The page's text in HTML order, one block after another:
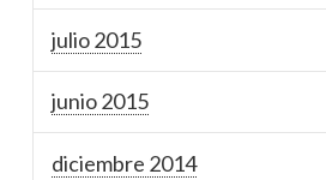
julio 2015
junio 2015
diciembre 2014